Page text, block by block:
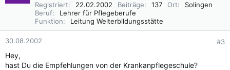
Registriert
22.02.2002 Beiträge 137 Ort
Solingen
Beruf
Lehrer für Pflegeberufe
Funktion
Leitung Weiterbildungsstätte
30.08.2002 #3
Hey,
hast Du die Empfehlungen von der Krankanpflegeschule?